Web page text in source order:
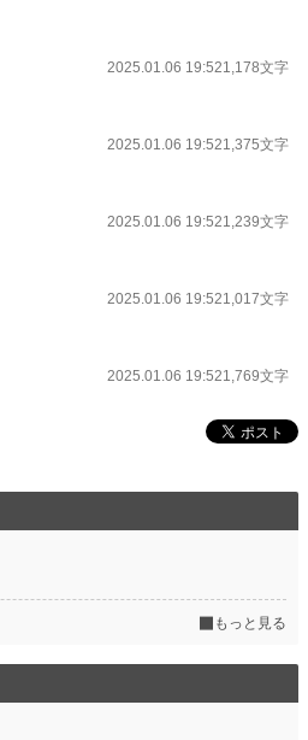
2025.01.06 19:521,178文字
2025.01.06 19:521,375文字
2025.01.06 19:521,239文字
2025.01.06 19:521,017文字
2025.01.06 19:521,769文字
もっと見る